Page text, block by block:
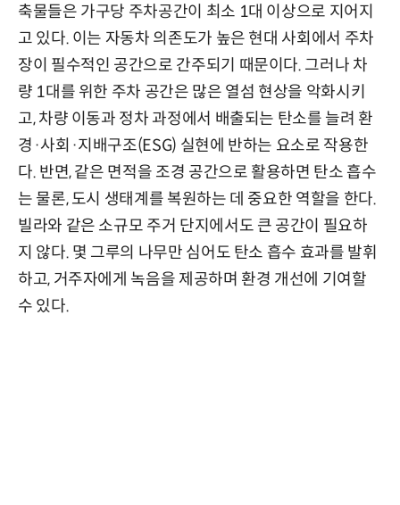
축물들은 가구당 주차공간이 최소 1대 이상으로 지어지
고 있다. 이는 자동차 의존도가 높은 현대 사회에서 주차
장이 필수적인 공간으로 간주되기 때문이다. 그러나 차
량 1대를 위한 주차 공간은 많은 열섬 현상을 악화시키
고, 차량 이동과 정차 과정에서 배출되는 탄소를 늘려 환
경·사회·지배구조(ESG) 실현에 반하는 요소로 작용한
다. 반면, 같은 면적을 조경 공간으로 활용하면 탄소 흡수
는 물론, 도시 생태계를 복원하는 데 중요한 역할을 한다.
빌라와 같은 소규모 주거 단지에서도 큰 공간이 필요하
지 않다. 몇 그루의 나무만 심어도 탄소 흡수 효과를 발휘
하고, 거주자에게 녹음을 제공하며 환경 개선에 기여할
수 있다.